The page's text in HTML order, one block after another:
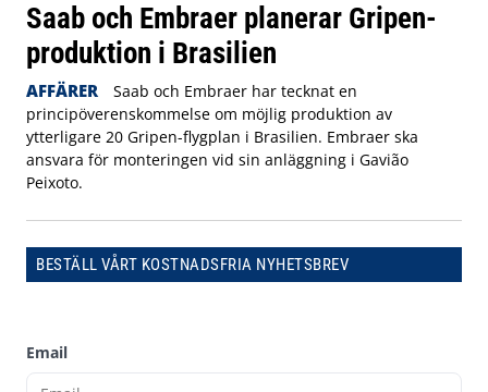
Saab och Embraer planerar Gripen-
produktion i Brasilien
AFFÄRER
Saab och Embraer har tecknat en
principöverenskommelse om möjlig produktion av
ytterligare 20 Gripen-flygplan i Brasilien. Embraer ska
ansvara för monteringen vid sin anläggning i Gavião
Peixoto.
BESTÄLL VÅRT KOSTNADSFRIA NYHETSBREV
Email